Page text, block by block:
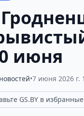
июня
•7 июня 2026 г.
GS.BY в